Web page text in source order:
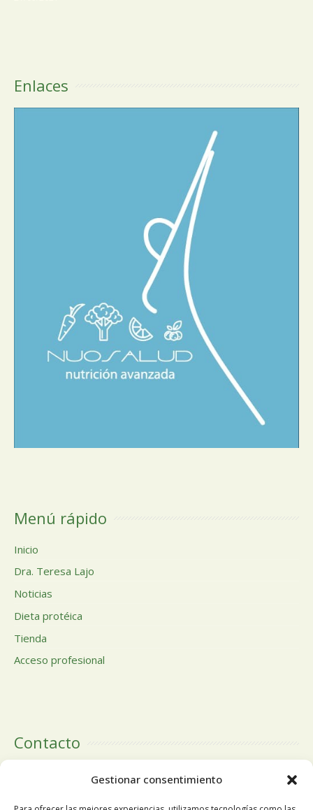
Gestionar consentimiento
Enlaces
Menú rápido
Inicio
Dra. Teresa Lajo
Noticias
Dieta protéica
Tienda
Acceso profesional
Contacto
Calle Doctor Calero, 19 Centro Comercial El Tutti 1ª Planta,